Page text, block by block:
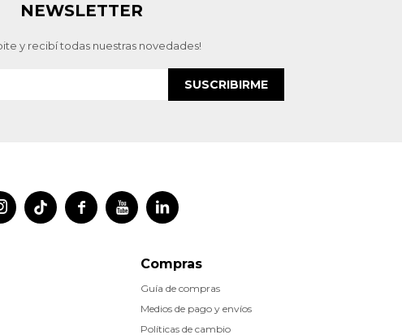
  
Compras
Guía de compras
Medios de pago y envíos
Políticas de cambio
NEWSLETTER
y recibí todas nuestras novedades!
SUSCRIBIRME